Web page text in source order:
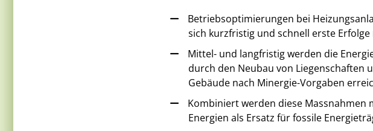
Betriebsoptimierungen bei
sich kurzfristig und schnell erste Erfolge
Mittel- und langfristig werden die
durch den Neubau von Liegenschaften
Gebäude nach Minergie-Vorgaben
Kombiniert werden diese Massnahmen
Energien als Ersatz für fossile